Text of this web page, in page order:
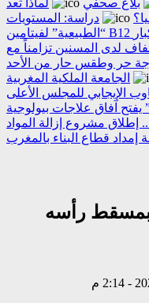
بلاغ صحفي
لماذا تعد
دراسة: المستويات
“الطبيعية” لفيتامين B12 قد تخفي خطرا صامتا على أدمغة كبار
لدى المسنين تزامناً مع
حر وطقس حار من الأحد
الجامعة الملكية المغربية
الإيجابي للمجلس الأعلى
يفتح آفاق علاجات بيولوجية
إطلاق مشروع إزالة المواد
إمداد قطاع البناء بالمغرب
بمسقط رأسه